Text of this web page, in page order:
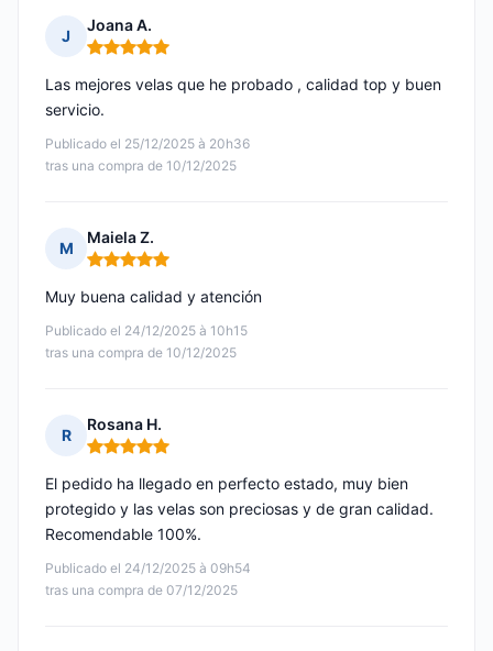
J
Joana A.
Nota: 5 de 5
Publicado el 25/12/2025 à 20h36
tras una compra de 10/12/2025
Las mejores velas que he probado , calidad top y buen
servicio.
M
Maiela Z.
Nota: 5 de 5
Publicado el 24/12/2025 à 10h15
tras una compra de 10/12/2025
Muy buena calidad y atención
R
Rosana H.
Nota: 5 de 5
Publicado el 24/12/2025 à 09h54
tras una compra de 07/12/2025
El pedido ha llegado en perfecto estado, muy bien
protegido y las velas son preciosas y de gran calidad.
Recomendable 100%.